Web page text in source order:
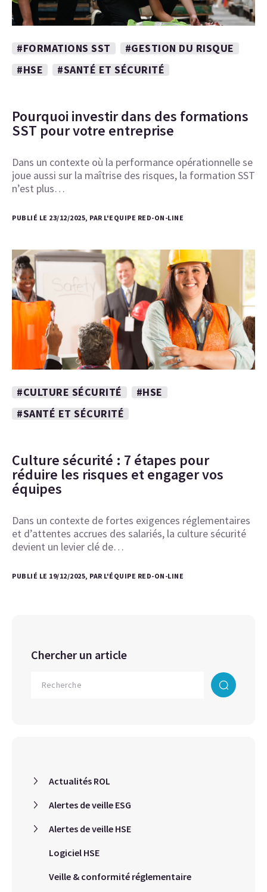
#FORMATIONS SST
#GESTION DU RISQUE
#HSE
#SANTÉ ET SÉCURITÉ
Pourquoi investir dans des formations
SST pour votre entreprise
Dans un contexte où la performance opérationnelle se
joue aussi sur la maîtrise des risques, la formation SST
n’est plus…
PUBLIÉ LE 23/12/2025, PAR L'EQUIPE RED-ON-LINE
#CULTURE SÉCURITÉ
#HSE
#SANTÉ ET SÉCURITÉ
Culture sécurité : 7 étapes pour
réduire les risques et engager vos
équipes
Dans un contexte de fortes exigences réglementaires
et d’attentes accrues des salariés, la culture sécurité
devient un levier clé de…
PUBLIÉ LE 19/12/2025, PAR L'ÉQUIPE RED-ON-LINE
Chercher un article
Actualités ROL
Alertes de veille ESG
Alertes de veille HSE
Logiciel HSE
Veille & conformité réglementaire